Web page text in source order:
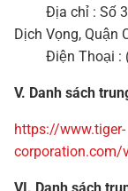
Địa chỉ : Số 3
Dịch Vọng, Quận
Điện Thoại :
V. Danh sách
https://www.tiger-